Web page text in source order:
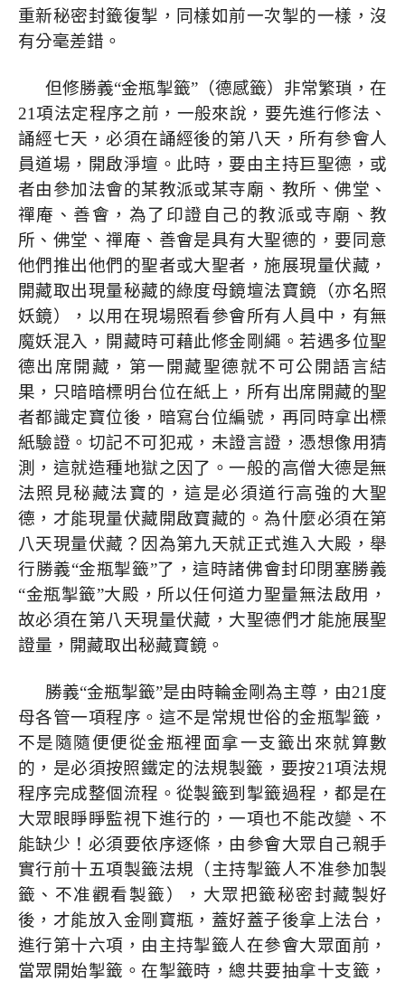
重新秘密封籤復掣，同樣如前一次掣的一樣，沒
有分毫差錯。
但修勝義“金瓶掣籤”（德感籤）非常繁瑣，在
21項法定程序之前，一般來說，要先進行修法、
誦經七天，必須在誦經後的第八天，所有參會人
員道場，開啟淨壇。此時，要由主持巨聖德，或
者由參加法會的某教派或某寺廟、教所、佛堂、
禪庵、善會，為了印證自己的教派或寺廟、教
所、佛堂、禪庵、善會是具有大聖德的，要同意
他們推出他們的聖者或大聖者，施展現量伏藏，
開藏取出現量秘藏的綠度母鏡壇法寶鏡（亦名照
妖鏡），以用在現場照看參會所有人員中，有無
魔妖混入，開藏時可藉此修金剛繩。若遇多位聖
德出席開藏，第一開藏聖德就不可公開語言結
果，只暗暗標明台位在紙上，所有出席開藏的聖
者都識定寶位後，暗寫台位編號，再同時拿出標
紙驗證。切記不可犯戒，未證言證，憑想像用猜
測，這就造種地獄之因了。一般的高僧大德是無
法照見秘藏法寶的，這是必須道行高強的大聖
德，才能現量伏藏開啟寶藏的。為什麼必須在第
八天現量伏藏？因為第九天就正式進入大殿，舉
行勝義“金瓶掣籤”了，這時諸佛會封印閉塞勝義
“金瓶掣籤”大殿，所以任何道力聖量無法啟用，
故必須在第八天現量伏藏，大聖德們才能施展聖
證量，開藏取出秘藏寶鏡。
勝義“金瓶掣籤”是由時輪金剛為主尊，由21 度
母各管一項程序。這不是常規世俗的金瓶掣籤，
不是隨隨便便從金瓶裡面拿一支籤出來就算數
的，是必須按照鐵定的法規製籤，要按21項法規
程序完成整個流程。從製籤到掣籤過程，都是在
大眾眼睜睜監視下進行的，一項也不能改變、不
能缺少！必須要依序逐條，由參會大眾自己親手
實行前十五項製籤法規（主持掣籤人不准參加製
籤、不准觀看製籤），大眾把籤秘密封藏製好
後，才能放入金剛寶瓶，蓋好蓋子後拿上法台，
進行第十六項，由主持掣籤人在參會大眾面前，
當眾開始掣籤。在掣籤時，總共要抽拿十支籤，